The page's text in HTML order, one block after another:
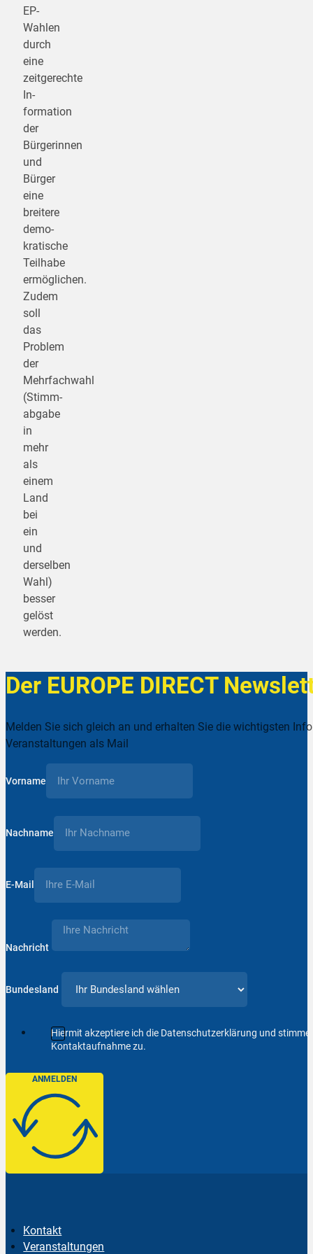
EP-
Wahlen
durch
eine
zeitgerechte
In­
formation
der
Bürgerinnen
und
Bürger
eine
breitere
demo­
kratische
Teilhabe
ermöglichen.
Zudem
soll
das
Problem
der
Mehrfachwahl
(Stimm­
abgabe
in
mehr
als
einem
Land
bei
ein
und
derselben
Wahl)
besser
gelöst
werden.
Der EUROPE DIRECT
Melden Sie sich gleich an und erhalten Sie die wichtigsten
Veranstaltungen als Mail
Vorname
Nachname
E-Mail
Nachricht
Bundesland
Hiermit akzeptiere ich die Datenschutzerklärung und
Kontaktaufnahme zu.
ANMELDEN
Kontakt
Veranstaltungen